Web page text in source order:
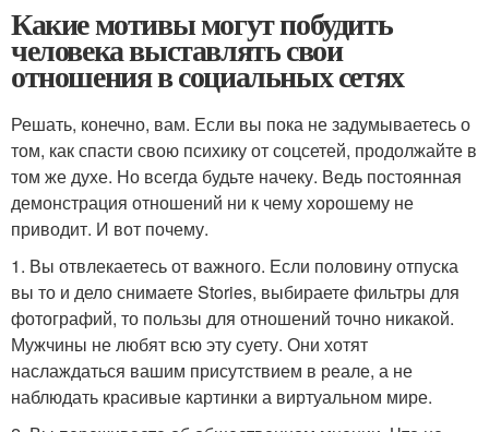
Какие мотивы могут побудить
человека выставлять свои
отношения в социальных сетях
Решать, конечно, вам. Если вы пока не задумываетесь о
том, как спасти свою психику от соцсетей, продолжайте в
том же духе. Но всегда будьте начеку. Ведь постоянная
демонстрация отношений ни к чему хорошему не
приводит. И вот почему.
1. Вы отвлекаетесь от важного. Если половину отпуска
вы то и дело снимаете Stories, выбираете фильтры для
фотографий, то пользы для отношений точно никакой.
Мужчины не любят всю эту суету. Они хотят
наслаждаться вашим присутствием в реале, а не
наблюдать красивые картинки а виртуальном мире.